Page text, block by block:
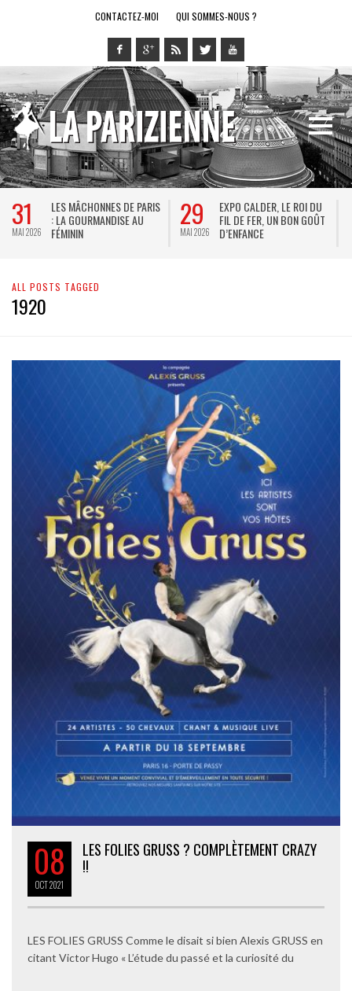
CONTACTEZ-MOI QUI SOMMES-NOUS ?
31
MAI 2026
LES MÂCHONNES DE PARIS
: LA GOURMANDISE AU
FÉMININ
29
MAI 2026
EXPO CALDER, LE ROI DU
FIL DE FER, UN BON GOÛT
D’ENFANCE
ALL POSTS TAGGED
1920
08
OCT2021
LES FOLIES GRUSS ? COMPLÈTEMENT CRAZY
!!
LES FOLIES GRUSS Comme le disait si bien Alexis GRUSS en
citant Victor Hugo « L’étude du passé et la curiosité du